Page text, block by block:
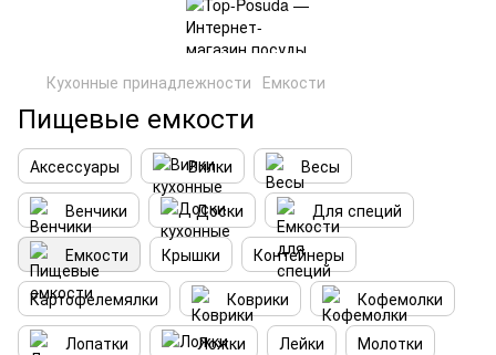
Кухонные принадлежности Емкости
Пищевые емкости
Аксессуары Вилки
Весы
Венчики
Доски
Для специй
Емкости
Крышки
Контейнеры
Картофелемялки
Коврики
Кофемолки
Лопатки
Ложки Лейки
Молотки